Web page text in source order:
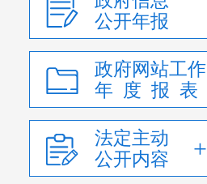
公开年报
政府网站工作
年 度 报 表
法定主动
公开内容